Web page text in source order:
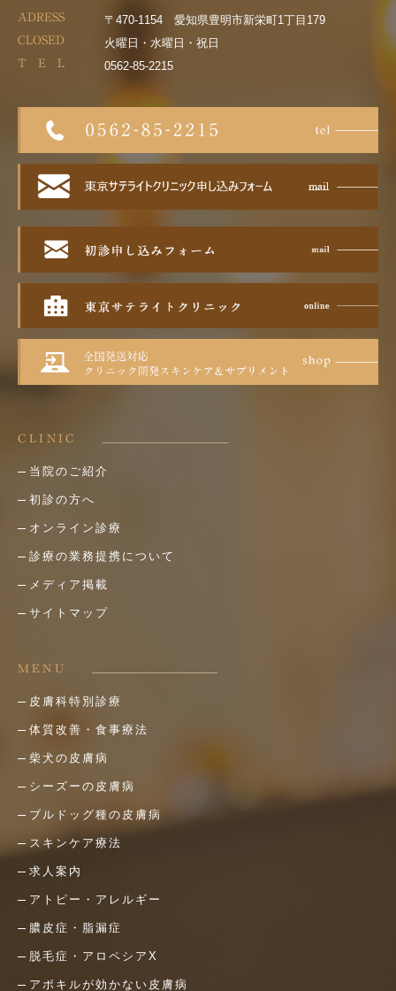
ADRESS 〒470-1154 愛知県豊明市新栄町1丁目179
CLOSED 火曜日・水曜日・祝日
T E L 0562-85-2215
CLINIC
当院のご紹介
初診の方へ
オンライン診療
診療の業務提携について
メディア掲載
サイトマップ
MENU
皮膚科特別診療
体質改善・食事療法
柴犬の皮膚病
シーズーの皮膚病
ブルドッグ種の皮膚病
スキンケア療法
求人案内
アトピー・アレルギー
膿皮症・脂漏症
脱毛症・アロペシアX
アポキルが効かない皮膚病